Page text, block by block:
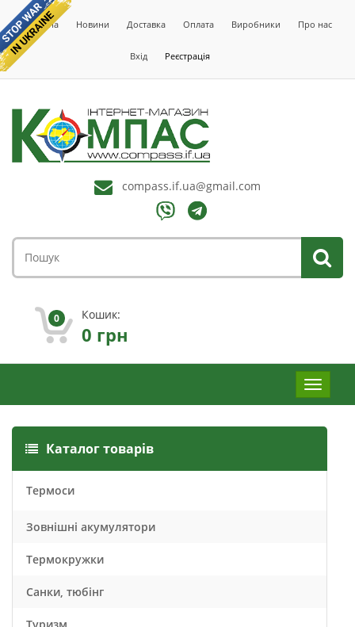
Головна Новини Доставка Оплата Виробники Про нас
Вхід Реєстрація
compass.if.ua@gmail.com
0 Кошик:
0 грн
Меню
Каталог товарів
Термоси
Зовнішні акумулятори
Термокружки
Санки, тюбінг